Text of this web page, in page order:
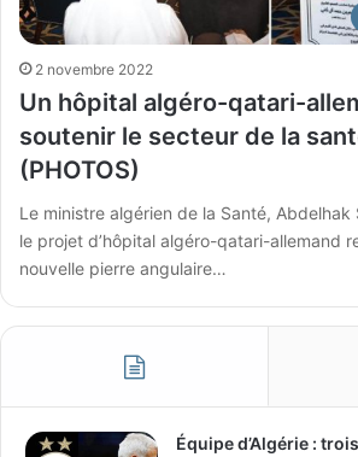
2 novembre 2022
Un hôpital algéro-qatari-
soutenir le secteur de la
(PHOTOS)
Le ministre algérien de la Santé, Abdelhak
le projet d’hôpital algéro-qatari-allemand
nouvelle pierre angulaire…
Équipe d’Algérie :